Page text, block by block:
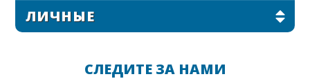
ЛИЧНЫЕ
СЛЕДИТЕ ЗА НАМИ